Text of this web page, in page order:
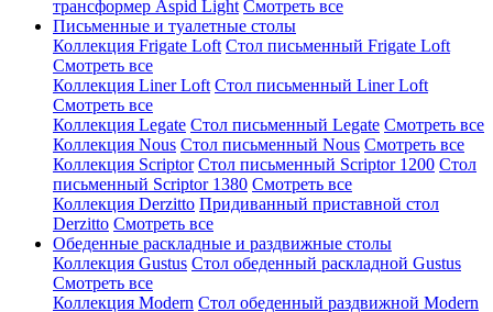
трансформер Aspid Light Смотреть все
Письменные и туалетные столы
Коллекция Frigate Loft Стол письменный Frigate Loft
Смотреть все
Коллекция Liner Loft Стол письменный Liner Loft
Смотреть все
Коллекция Legate Стол письменный Legate Смотреть все
Коллекция Nous Стол письменный Nous Смотреть все
Коллекция Scriptor Стол письменный Scriptor 1200 Стол
письменный Scriptor 1380 Смотреть все
Коллекция Derzitto Придиванный приставной стол
Derzitto Смотреть все
Обеденные раскладные и раздвижные столы
Коллекция Gustus Стол обеденный раскладной Gustus
Смотреть все
Коллекция Modern Стол обеденный раздвижной Modern